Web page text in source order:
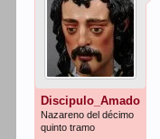
Discipulo_Amado
Nazareno del décimo
quinto tramo